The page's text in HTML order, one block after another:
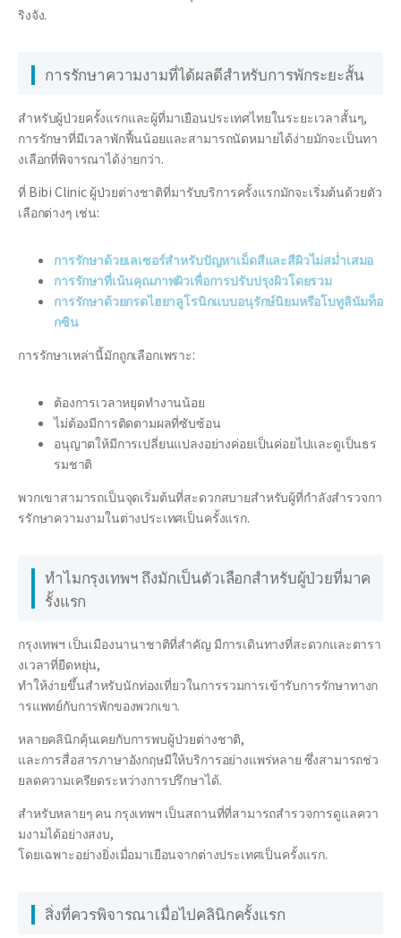
ริงจัง.
การรักษาความงามที่ได้ผลดีสำหรับการพักระยะสั้น
สำหรับผู้ป่วยครั้งแรกและผู้ที่มาเยือนประเทศไทยในระยะเวลาสั้นๆ,
การรักษาที่มีเวลาพักฟื้นน้อยและสามารถนัดหมายได้ง่ายมักจะเป็นทา
งเลือกที่พิจารณาได้ง่ายกว่า.
ที่ Bibi Clinic ผู้ป่วยต่างชาติที่มารับบริการครั้งแรกมักจะเริ่มต้นด้วยตัว
เลือกต่างๆ เช่น:
การรักษาด้วยเลเซอร์สำหรับปัญหาเม็ดสีและสีผิวไม่สม่ำเสมอ
การรักษาที่เน้นคุณภาพผิวเพื่อการปรับปรุงผิวโดยรวม
การรักษาด้วยกรดไฮยาลูโรนิกแบบอนุรักษ์นิยมหรือโบทูลินัมท็อ
กซิน
การรักษาเหล่านี้มักถูกเลือกเพราะ:
ต้องการเวลาหยุดทำงานน้อย
ไม่ต้องมีการติดตามผลที่ซับซ้อน
อนุญาตให้มีการเปลี่ยนแปลงอย่างค่อยเป็นค่อยไปและดูเป็นธร
รมชาติ
พวกเขาสามารถเป็นจุดเริ่มต้นที่สะดวกสบายสำหรับผู้ที่กำลังสำรวจกา
รรักษาความงามในต่างประเทศเป็นครั้งแรก.
ทำไมกรุงเทพฯ ถึงมักเป็นตัวเลือกสำหรับผู้ป่วยที่มาค
รั้งแรก
กรุงเทพฯ เป็นเมืองนานาชาติที่สำคัญ มีการเดินทางที่สะดวกและตารา
งเวลาที่ยืดหยุ่น,
ทำให้ง่ายขึ้นสำหรับนักท่องเที่ยวในการรวมการเข้ารับการรักษาทางก
ารแพทย์กับการพักของพวกเขา.
หลายคลินิกคุ้นเคยกับการพบผู้ป่วยต่างชาติ,
และการสื่อสารภาษาอังกฤษมีให้บริการอย่างแพร่หลาย ซึ่งสามารถช่ว
ยลดความเครียดระหว่างการปรึกษาได้.
สำหรับหลายๆ คน กรุงเทพฯ เป็นสถานที่ที่สามารถสำรวจการดูแลควา
มงามได้อย่างสงบ,
โดยเฉพาะอย่างยิ่งเมื่อมาเยือนจากต่างประเทศเป็นครั้งแรก.
สิ่งที่ควรพิจารณาเมื่อไปคลินิกครั้งแรก